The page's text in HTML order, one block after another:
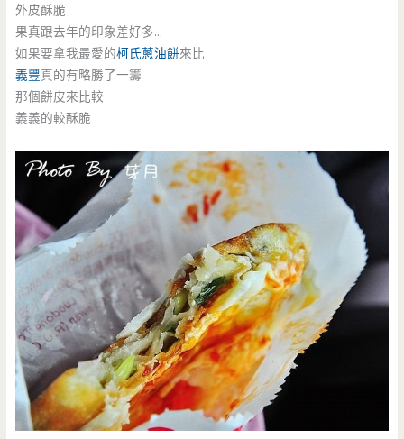
外皮酥脆
果真跟去年的印象差好多…
如果要拿我最愛的柯氏蔥油餅來比
義豐真的有略勝了一籌
那個餅皮來比較
義義的較酥脆